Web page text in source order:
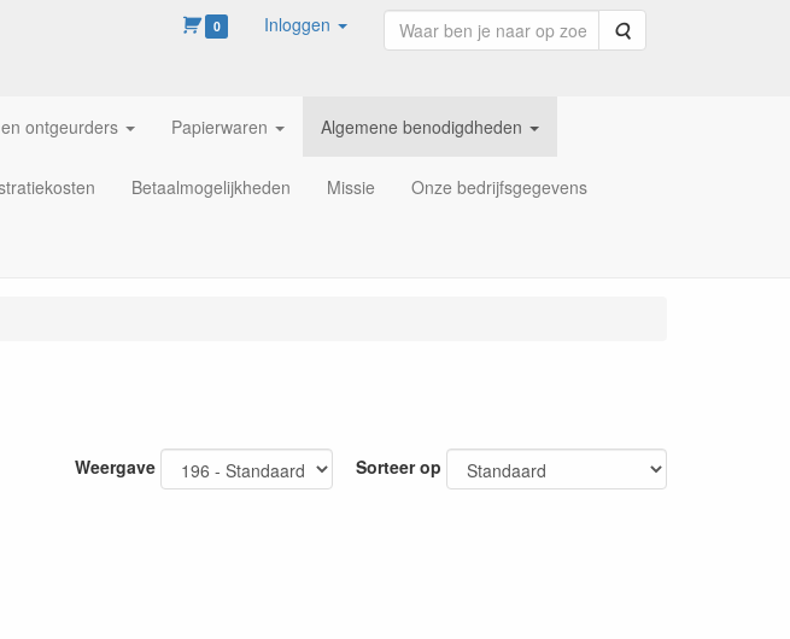
0 Inloggen Zoeken
ontgeurders Papierwaren Algemene benodigdheden
Betaalmogelijkheden Missie Onze bedrijfsgegevens
Weergave Sorteer op